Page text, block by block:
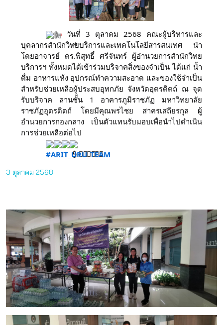
วันที่ 3 ตุลาคม 2568 คณะผู้บริหารและ
บุคลากรสำนักวิทยบริการและเทคโนโลยีสารสนเทศ นำ
โดยอาจารย์ ดร.พิสุทธิ์ ศรีจันทร์ ผู้อำนวยการสำนักวิทย
บริการฯ ทั้งหมดได้เข้าร่วมบริจาคสิ่งของจำเป็น ได้แก่ น้ำ
ดื่ม อาหารแห้ง อุปกรณ์ทำความสะอาด และของใช้จำเป็น
สำหรับช่วยเหลือผู้ประสบอุทกภัย จังหวัดอุตรดิตถ์ ณ จุด
รับบริจาค ลานชั้น 1 อาคารภูมิราชภัฏ มหาวิทยาลัย
ราชภัฏอุตรดิตถ์ โดยมีคุณพรไชย สาครเสถียรกุล ผู้
อำนวยการกองกลาง เป็นตัวแทนรับมอบเพื่อนำไปดำเนิน
การช่วยเหลือต่อไป
#ARIT_URU_TEAM
3 ตุลาคม 2568